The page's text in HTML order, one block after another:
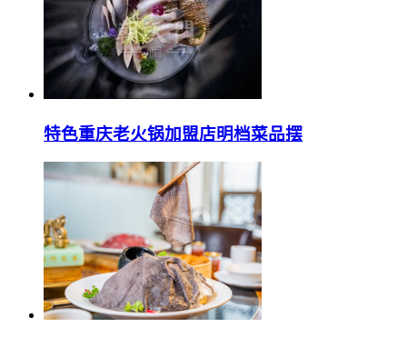
特色重庆老火锅加盟店明档菜品摆